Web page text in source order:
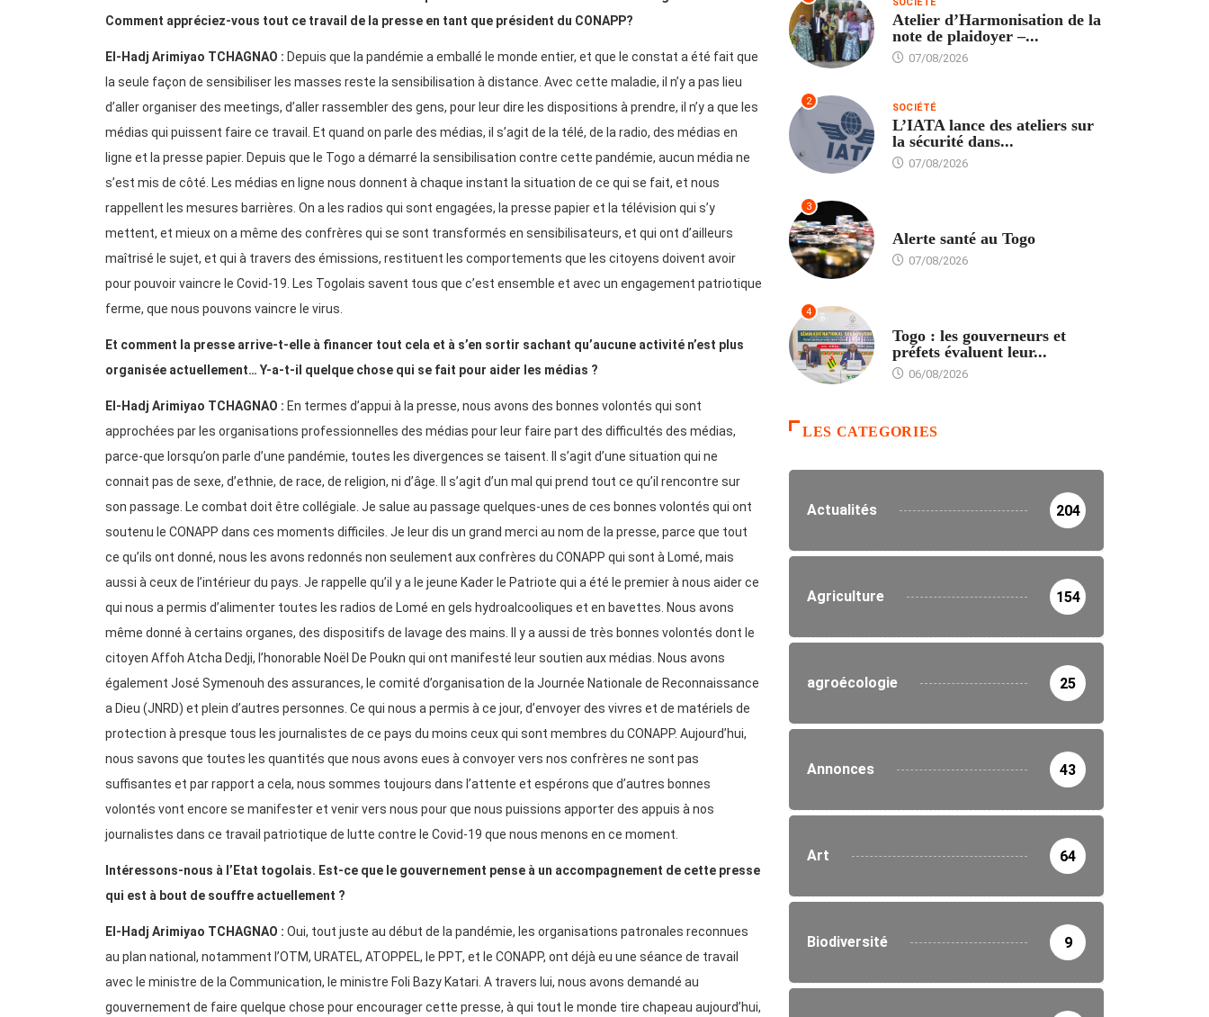
Comment appréciez-vous tout ce travail de la presse en tant que président du CONAPP?
El-Hadj Arimiyao TCHAGNAO : Depuis que la pandémie a emballé le monde entier, et que le constat a été fait que
la seule façon de sensibiliser les masses reste la sensibilisation à distance. Avec cette maladie, il n’y a pas lieu
d’aller organiser des meetings, d’aller rassembler des gens, pour leur dire les dispositions à prendre, il n’y a que les
médias qui puissent faire ce travail. Et quand on parle des médias, il s’agit de la télé, de la radio, des médias en
ligne et la presse papier. Depuis que le Togo a démarré la sensibilisation contre cette pandémie, aucun média ne
s’est mis de côté. Les médias en ligne nous donnent à chaque instant la situation de ce qui se fait, et nous
rappellent les mesures barrières. On a les radios qui sont engagées, la presse papier et la télévision qui s’y
mettent, et mieux on a même des confrères qui se sont transformés en sensibilisateurs, et qui ont d’ailleurs
maîtrisé le sujet, et qui à travers des émissions, restituent les comportements que les citoyens doivent avoir
pour pouvoir vaincre le Covid-19. Les Togolais savent tous que c’est ensemble et avec un engagement patriotique
ferme, que nous pouvons vaincre le virus.
Et comment la presse arrive-t-elle à financer tout cela et à s’en sortir sachant qu’aucune activité n’est plus
organisée actuellement… Y-a-t-il quelque chose qui se fait pour aider les médias ?
El-Hadj Arimiyao TCHAGNAO : En termes d’appui à la presse, nous avons des bonnes volontés qui sont
approchées par les organisations professionnelles des médias pour leur faire part des difficultés des médias,
parce-que lorsqu’on parle d’une pandémie, toutes les divergences se taisent. Il s’agit d’une situation qui ne
connait pas de sexe, d’ethnie, de race, de religion, ni d’âge. Il s’agit d’un mal qui prend tout ce qu’il rencontre sur
son passage. Le combat doit être collégiale. Je salue au passage quelques-unes de ces bonnes volontés qui ont
soutenu le CONAPP dans ces moments difficiles. Je leur dis un grand merci au nom de la presse, parce que tout
ce qu’ils ont donné, nous les avons redonnés non seulement aux confrères du CONAPP qui sont à Lomé, mais
aussi à ceux de l’intérieur du pays. Je rappelle qu’il y a le jeune Kader le Patriote qui a été le premier à nous aider ce
qui nous a permis d’alimenter toutes les radios de Lomé en gels hydroalcooliques et en bavettes. Nous avons
même donné à certains organes, des dispositifs de lavage des mains. Il y a aussi de très bonnes volontés dont le
citoyen Affoh Atcha Dedji, l’honorable Noël De Poukn qui ont manifesté leur soutien aux médias. Nous avons
également José Symenouh des assurances, le comité d’organisation de la Journée Nationale de Reconnaissance
a Dieu (JNRD) et plein d’autres personnes. Ce qui nous a permis à ce jour, d’envoyer des vivres et de matériels de
protection à presque tous les journalistes de ce pays du moins ceux qui sont membres du CONAPP. Aujourd’hui,
nous savons que toutes les quantités que nous avons eues à convoyer vers nos confrères ne sont pas
suffisantes et par rapport a cela, nous sommes toujours dans l’attente et espérons que d’autres bonnes
volontés vont encore se manifester et venir vers nous pour que nous puissions apporter des appuis à nos
journalistes dans ce travail patriotique de lutte contre le Covid-19 que nous menons en ce moment.
Intéressons-nous à l’Etat togolais. Est-ce que le gouvernement pense à un accompagnement de cette presse
qui est à bout de souffre actuellement ?
El-Hadj Arimiyao TCHAGNAO : Oui, tout juste au début de la pandémie, les organisations patronales reconnues
au plan national, notamment l’OTM, URATEL, ATOPPEL, le PPT, et le CONAPP, ont déjà eu une séance de travail
avec le ministre de la Communication, le ministre Foli Bazy Katari. A travers lui, nous avons demandé au
gouvernement de faire quelque chose pour encourager cette presse, à qui tout le monde tire chapeau aujourd’hui,
Atelier d’Harmonisation de la
note de plaidoyer –...
07/08/2026
2 SOCIÉTÉ
L’IATA lance des ateliers sur
la sécurité dans...
07/08/2026
3
Alerte santé au Togo
07/08/2026
4
Togo : les gouverneurs et
préfets évaluent leur...
06/08/2026
LES CATEGORIES
Actualités 204
Agriculture 154
agroécologie 25
Annonces 43
Art 64
Biodiversité 9